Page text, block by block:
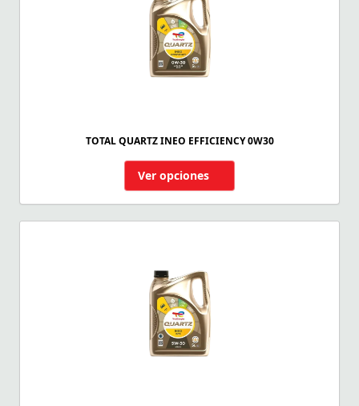
TOTAL QUARTZ INEO EFFICIENCY 0W30
Ver opciones